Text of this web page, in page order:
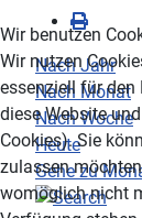
Nach Jahr
Nach Monat
Nach Woche
Heute
Gehe zu
Wir benutzen
Wir nutzen
essenziell für den
diese Website
Cookies). Sie
zulassen
womöglich nicht